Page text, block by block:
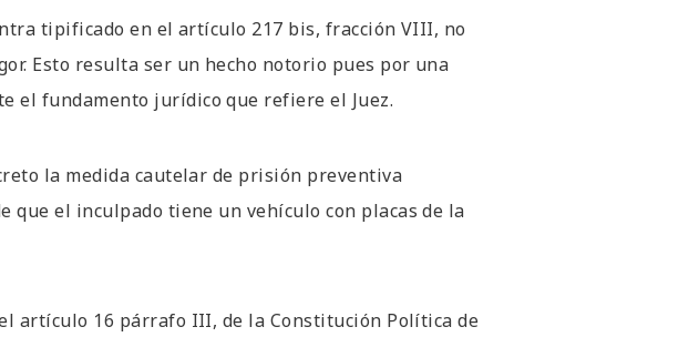
tipificado en el artículo 217 bis, fracción VIII, no
Esto resulta ser un hecho notorio pues por una
el fundamento jurídico que refiere el Juez.
la medida cautelar de prisión preventiva
el inculpado tiene un vehículo con placas de la
artículo 16 párrafo III, de la Constitución Política de